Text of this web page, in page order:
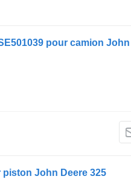
pour camion
piston John Deere 325